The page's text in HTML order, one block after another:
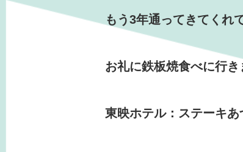
もう3年通ってきてくれ
お礼に鉄板焼食べに行き
東映ホテル：ステーキあ